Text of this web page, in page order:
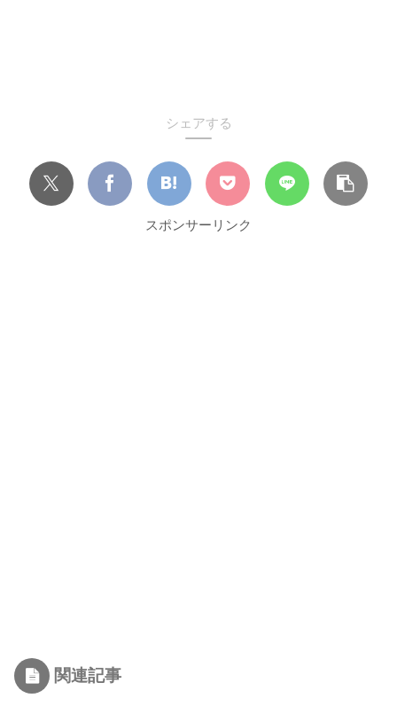
シェアする
スポンサーリンク
関連記事